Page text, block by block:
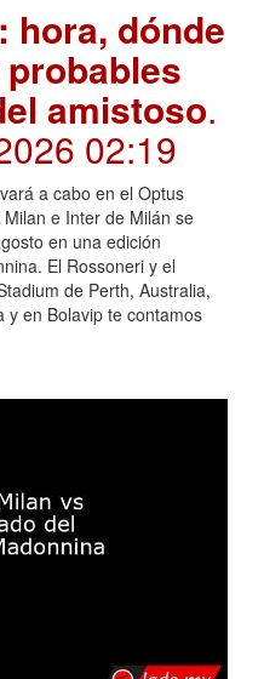
hora, dónde
probables
amistoso.
02:19
a cabo en el Optus
e Inter de Milán se
en una edición
El Rossoneri y el
de Perth, Australia,
en Bolavip te contamos